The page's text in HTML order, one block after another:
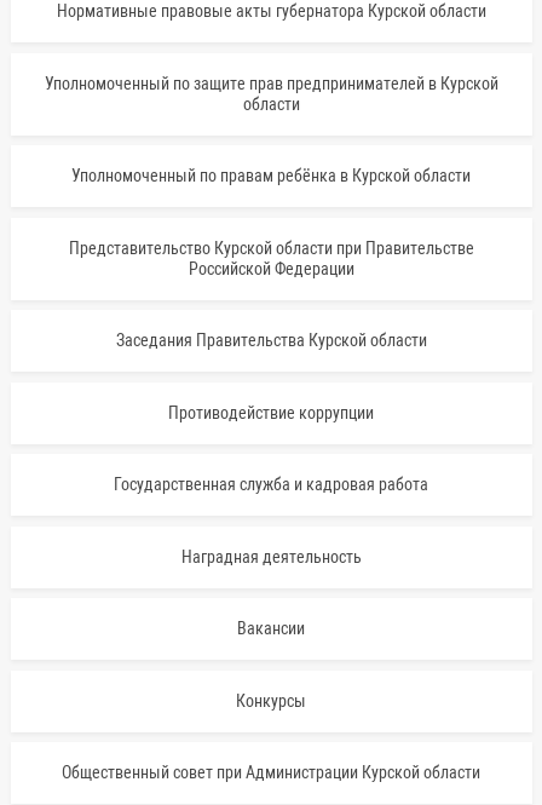
Нормативные правовые акты губернатора Курской области
Уполномоченный по защите прав предпринимателей в Курской
области
Уполномоченный по правам ребёнка в Курской области
Представительство Курской области при Правительстве
Российской Федерации
Заседания Правительства Курской области
Противодействие коррупции
Государственная служба и кадровая работа
Наградная деятельность
Вакансии
Конкурсы
Общественный совет при Администрации Курской области